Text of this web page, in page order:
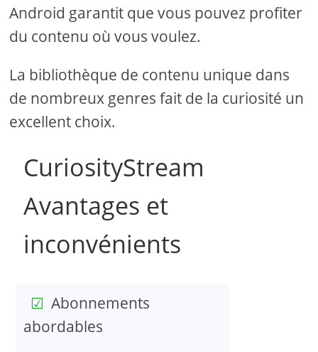
Android garantit que vous pouvez profiter
du contenu où vous voulez.
La bibliothèque de contenu unique dans
de nombreux genres fait de la curiosité un
excellent choix.
CuriosityStream
Avantages et
inconvénients
Abonnements
abordables